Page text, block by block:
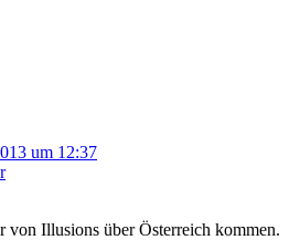
um 12:37
von Illusions über Österreich kommen.